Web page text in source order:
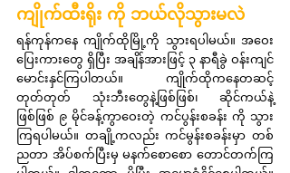
ကျိုက်ထီးရိုး ကို ဘယ်လိုသွားမလဲ
ရန်ကုန်ကနေ ကျိုက်ထိုမြို့ကို သွားရပါမယ်။ အဝေး
ပြေးကားတွေ ရှိပြီး အချိန်အားဖြင့် ၃ နာရီခွဲ ဝန်းကျင်
မောင်းနှင်ကြပါတယ်။ ကျိုက်ထိုကနေတဆင့်
တုတ်တုတ် သုံးဘီးတွေနဲ့ဖြစ်ဖြစ်၊ ဆိုင်ကယ်နဲ့
ဖြစ်ဖြစ် ၉ မိုင်ခန့်ကွာဝေးတဲ့ ကင်ပွန်းစခန်း ကို သွား
ကြရပါမယ်။ တချို့ကလည်း ကင်မွန်းစခန်းမှာ တစ်
ညတာ အိပ်စက်ပြီးမှ မနက်စောစော တောင်တက်ကြ